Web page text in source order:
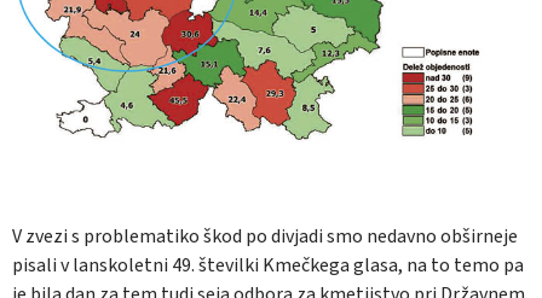
V zvezi s problematiko škod po divjadi smo nedavno obširneje
pisali v lanskoletni 49. številki Kmečkega glasa, na to temo pa